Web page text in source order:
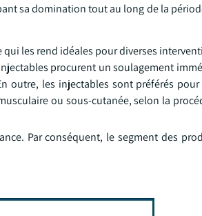
sa domination tout au long de la
les rend idéales pour diverses
procurent un soulagement
outre, les injectables sont préférés
ou sous-cutanée, selon la
Par conséquent, le segment des